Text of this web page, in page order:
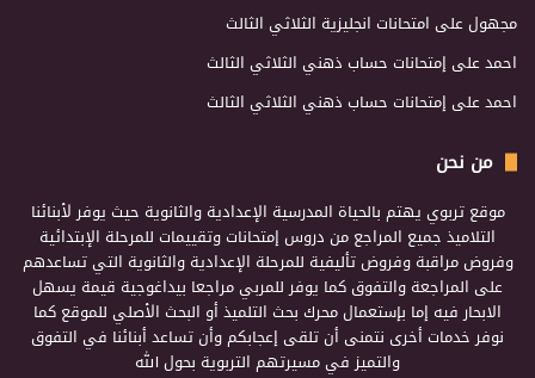
مجهولعلى امتحانات انجليزية الثلاثي الثالث
احمدعلى إمتحانات حساب ذهني الثلاثي الثالث
احمدعلى إمتحانات حساب ذهني الثلاثي الثالث
من نحن
موقع تربوي يهتم بالحياة المدرسية الإعدادية والثانوية حيث يوفر لأبنائنا
التلاميذ جميع المراجع من دروس إمتحانات وتقييمات للمرحلة الإبتدائية
وفروض مراقبة وفروض تأليفية للمرحلة الإعدادية والثانوية التي تساعدهم
على المراجعة والتفوق كما يوفر للمربي مراجعا بيداغوجية قيمة يسهل
الابحار فيه إما بإستعمال محرك بحث التلميذ أو البحث الأصلي للموقع كما
نوفر خدمات أخرى نتمنى أن تلقى إعجابكم وأن تساعد أبنائنا في التفوق
والتميز في مسيرتهم التربوية بحول الله